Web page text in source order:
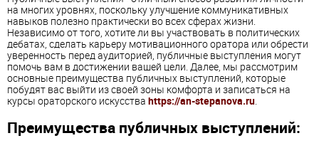
на многих уровнях, поскольку улучшение коммуникативных
навыков полезно практически во всех сферах жизни.
Независимо от того, хотите ли вы участвовать в политических
дебатах, сделать карьеру мотивационного оратора или обрести
уверенность перед аудиторией, публичные выступления могут
помочь вам в достижении вашей цели. Далее, мы рассмотрим
основные преимущества публичных выступлений, которые
побудят вас выйти из своей зоны комфорта и записаться на
курсы ораторского искусства https://an-stepanova.ru.
Преимущества публичных выступлений: